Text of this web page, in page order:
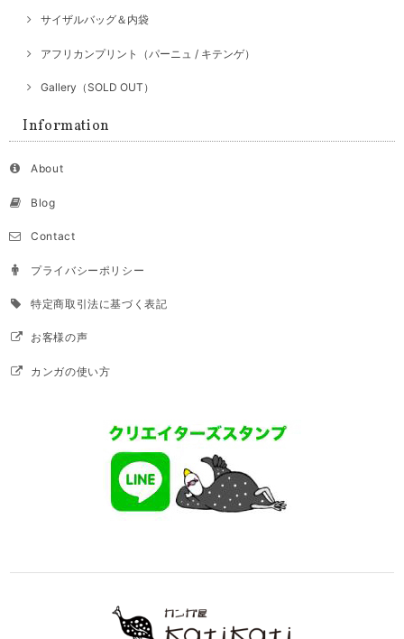
サイザルバッグ＆内袋
アフリカンプリント（パーニュ / キテンゲ）
Gallery（SOLD OUT）
Information
About
Blog
Contact
プライバシーポリシー
特定商取引法に基づく表記
お客様の声
カンガの使い方